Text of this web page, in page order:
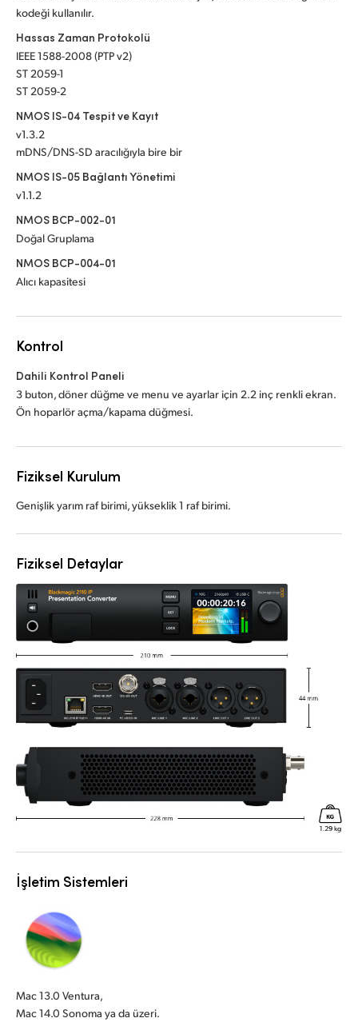
kodeği kullanılır.
Hassas Zaman Protokolü
IEEE 1588-2008 (PTP v2)
ST 2059-1
ST 2059-2
NMOS IS-04 Tespit ve Kayıt
v1.3.2
mDNS/DNS-SD aracılığıyla bire bir
NMOS IS-05 Bağlantı Yönetimi
v1.1.2
NMOS BCP-002-01
Doğal Gruplama
NMOS BCP-004-01
Alıcı kapasitesi
Kontrol
Dahili Kontrol Paneli
3 buton, döner düğme ve menu ve ayarlar için 2.2 inç renkli ekran.
Ön hoparlör açma/kapama düğmesi.
Fiziksel Kurulum
Genişlik yarım raf birimi, yükseklik 1 raf birimi.
Fiziksel Detaylar
İşletim Sistemleri
Mac 13.0 Ventura,
Mac 14.0 Sonoma ya da üzeri.